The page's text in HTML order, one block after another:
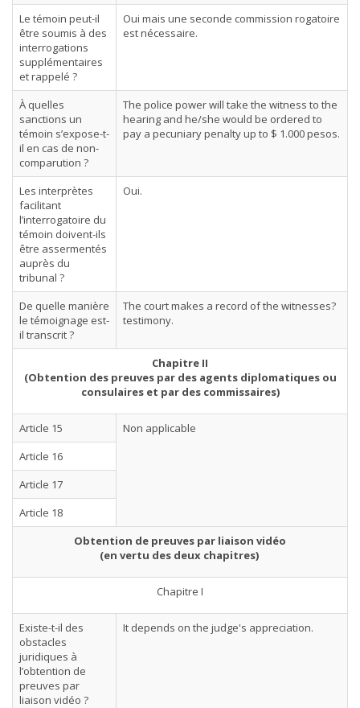
Le témoin peut-il
être soumis à des
interrogations
supplémentaires
et rappelé ?
Oui mais une seconde commission rogatoire
est nécessaire.
À quelles
sanctions un
témoin s’expose-t-
il en cas de non-
comparution ?
The police power will take the witness to the
hearing and he/she would be ordered to
pay a pecuniary penalty up to $ 1.000 pesos.
Les interprètes
facilitant
l’interrogatoire du
témoin doivent-ils
être assermentés
auprès du
tribunal ?
Oui.
De quelle manière
le témoignage est-
il transcrit ?
The court makes a record of the witnesses?
testimony.
Chapitre II
(Obtention des preuves par des agents diplomatiques ou
consulaires et par des commissaires)
Article 15
Non applicable
Article 16
Article 17
Article 18
Obtention de preuves par liaison vidéo
(en vertu des deux chapitres)
Chapitre I
Existe-t-il des
obstacles
juridiques à
l’obtention de
preuves par
liaison vidéo ?
It depends on the judge's appreciation.